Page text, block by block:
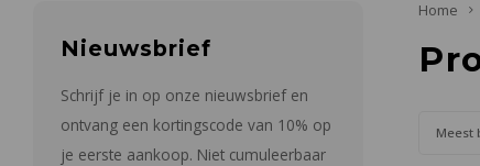
Nieuwsbrief
Schrijf je in op onze nieuwsbrief en
ontvang een kortingscode van 10% op
je eerste aankoop. Niet cumuleerbaar
Home
Meest